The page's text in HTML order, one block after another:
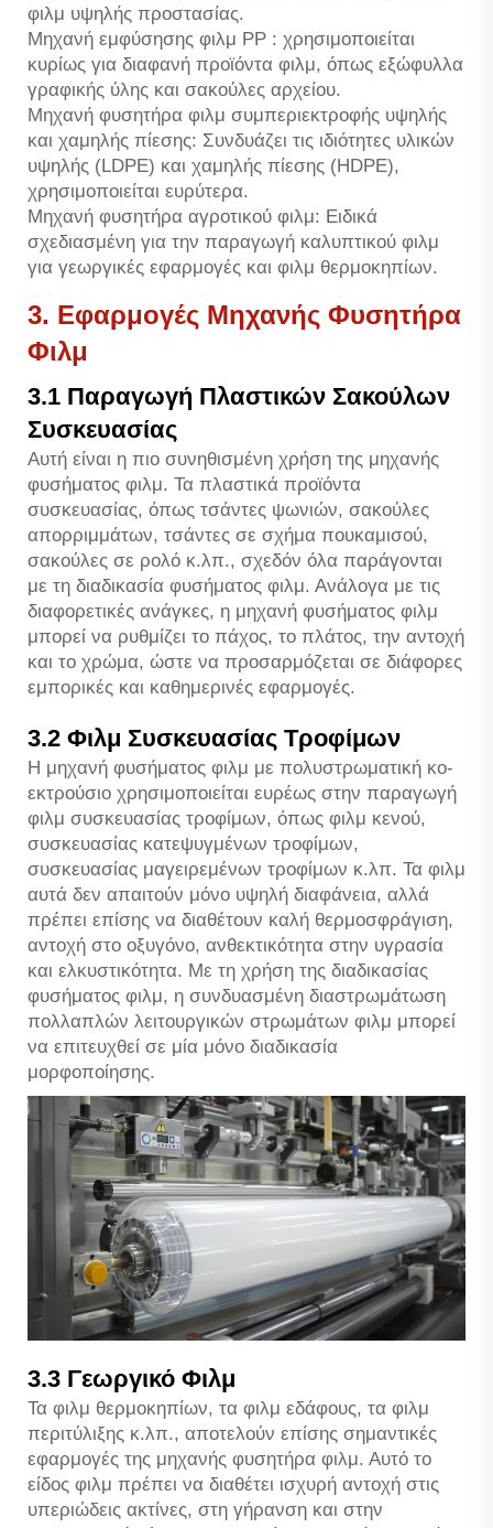
φιλμ υψηλής προστασίας.
Μηχανή εμφύσησης φιλμ PP : χρησιμοποιείται
κυρίως για διαφανή προϊόντα φιλμ, όπως εξώφυλλα
γραφικής ύλης και σακούλες αρχείου.
Μηχανή φυσητήρα φιλμ συμπεριεκτροφής υψηλής
και χαμηλής πίεσης: Συνδυάζει τις ιδιότητες υλικών
υψηλής (LDPE) και χαμηλής πίεσης (HDPE),
χρησιμοποιείται ευρύτερα.
Μηχανή φυσητήρα αγροτικού φιλμ: Ειδικά
σχεδιασμένη για την παραγωγή καλυπτικού φιλμ
για γεωργικές εφαρμογές και φιλμ θερμοκηπίων.
3. Εφαρμογές Μηχανής Φυσητήρα
Φιλμ
3.1 Παραγωγή Πλαστικών Σακούλων
Συσκευασίας
Αυτή είναι η πιο συνηθισμένη χρήση της μηχανής
φυσήματος φιλμ. Τα πλαστικά προϊόντα
συσκευασίας, όπως τσάντες ψωνιών, σακούλες
απορριμμάτων, τσάντες σε σχήμα πουκαμισού,
σακούλες σε ρολό κ.λπ., σχεδόν όλα παράγονται
με τη διαδικασία φυσήματος φιλμ. Ανάλογα με τις
διαφορετικές ανάγκες, η μηχανή φυσήματος φιλμ
μπορεί να ρυθμίζει το πάχος, το πλάτος, την αντοχή
και το χρώμα, ώστε να προσαρμόζεται σε διάφορες
εμπορικές και καθημερινές εφαρμογές.
3.2 Φιλμ Συσκευασίας Τροφίμων
Η μηχανή φυσήματος φιλμ με πολυστρωματική κο-
εκτρούσιο χρησιμοποιείται ευρέως στην παραγωγή
φιλμ συσκευασίας τροφίμων, όπως φιλμ κενού,
συσκευασίας κατεψυγμένων τροφίμων,
συσκευασίας μαγειρεμένων τροφίμων κ.λπ. Τα φιλμ
αυτά δεν απαιτούν μόνο υψηλή διαφάνεια, αλλά
πρέπει επίσης να διαθέτουν καλή θερμοσφράγιση,
αντοχή στο οξυγόνο, ανθεκτικότητα στην υγρασία
και ελκυστικότητα. Με τη χρήση της διαδικασίας
φυσήματος φιλμ, η συνδυασμένη διαστρωμάτωση
πολλαπλών λειτουργικών στρωμάτων φιλμ μπορεί
να επιτευχθεί σε μία μόνο διαδικασία
μορφοποίησης.
3.3 Γεωργικό Φιλμ
Τα φιλμ θερμοκηπίων, τα φιλμ εδάφους, τα φιλμ
περιτύλιξης κ.λπ., αποτελούν επίσης σημαντικές
εφαρμογές της μηχανής φυσητήρα φιλμ. Αυτό το
είδος φιλμ πρέπει να διαθέτει ισχυρή αντοχή στις
υπεριώδεις ακτίνες, στη γήρανση και στην